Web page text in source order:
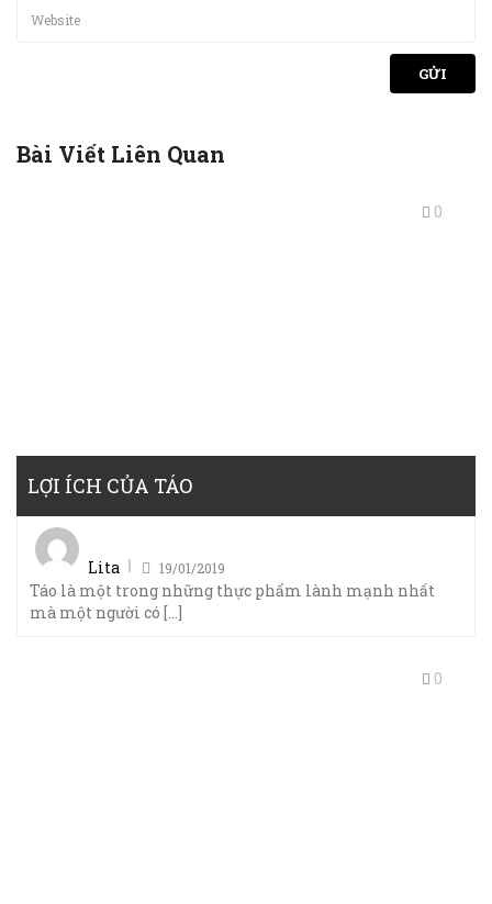
Bài Viết Liên Quan
0
LỢI ÍCH CỦA TÁO
Lita 19/01/2019
Táo là một trong những thực phẩm lành mạnh nhất
mà một người có [...]
0